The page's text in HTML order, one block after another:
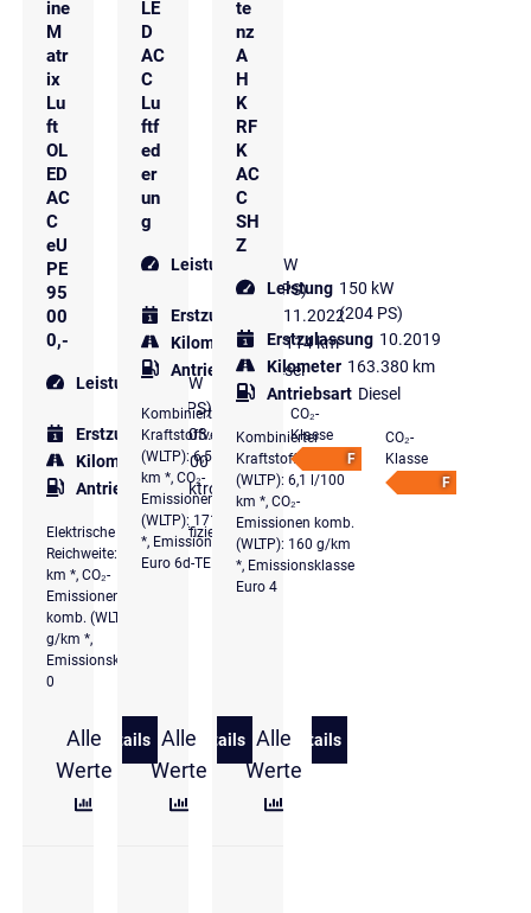
ine
M
atr
ix
Lu
ft
OL
ED
AC
C
eU
PE
95
00
0,-
Leistung 270 kW
(367 PS)
Erstzulassung 03.2025
Kilometer 19.900 km
Antriebsart Elektro
Elektrische
Reichweite: 651
km *, CO₂-
Emissionen
komb. (WLTP): 0
g/km *,
Emissionsklasse
0
Effizienzklasse
Alle
Werte
Details
zu Audi A6 Avant e-tron Performance edition S line
LE
D
AC
C
Lu
ftf
ed
er
un
g
Leistung
180 kW
(245 PS)
Erstzulassung
11.2022
Kilometer 114.114 km
Antriebsart
Diesel
Kombinierter
Kraftstoffverbrauch
(WLTP): 6,5 l/100
km *, CO₂-
Emissionen komb.
(WLTP): 171 g/km
*, Emissionsklasse
Euro 6d-TEMP
CO₂-
Klasse
F
Alle
Werte
Details
zu Audi A6 Avant 45 TDI quattro sport
te
nz
A
H
K
RF
K
AC
C
SH
Z
Leistung 150 kW
(204 PS)
Erstzulassung 10.2019
Kilometer 163.380 km
Antriebsart Diesel
Kombinierter
Kraftstoffverbrauch
(WLTP): 6,1 l/100
km *, CO₂-
Emissionen komb.
(WLTP): 160 g/km
*, Emissionsklasse
Euro 4
CO₂-
Klasse
F
Alle
Werte
Details
zu Audi A6 Avant 40 TDI